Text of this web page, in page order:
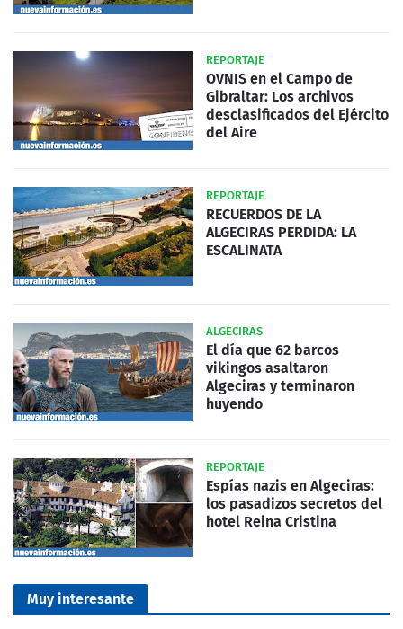
REPORTAJE
OVNIS en el Campo de
Gibraltar: Los archivos
desclasificados del Ejército
del Aire
REPORTAJE
RECUERDOS DE LA
ALGECIRAS PERDIDA: LA
ESCALINATA
ALGECIRAS
El día que 62 barcos
vikingos asaltaron
Algeciras y terminaron
huyendo
REPORTAJE
Espías nazis en Algeciras:
los pasadizos secretos del
hotel Reina Cristina
Muy interesante